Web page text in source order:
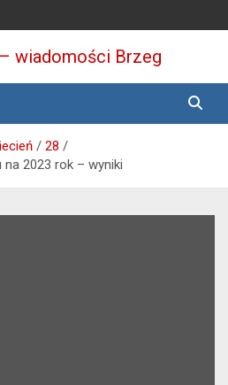
– wiadomości
28
na 2023 rok – wyniki